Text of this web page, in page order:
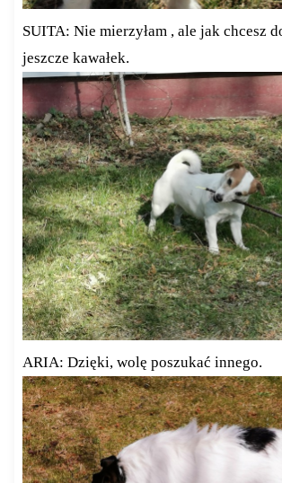
SUITA: Nie mierzyłam , ale jak chcesz
jeszcze kawałek.
ARIA: Dzięki, wolę poszukać innego.